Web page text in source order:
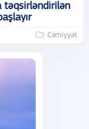
təqsirləndirilən
Cəmiyyət